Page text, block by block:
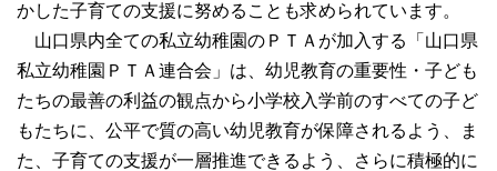
かした子育ての支援に努めることも求められています。
山口県内全ての私立幼稚園のＰＴＡが加入する「山口県
私立幼稚園ＰＴＡ連合会」は、幼児教育の重要性・子ども
たちの最善の利益の観点から小学校入学前のすべての子ど
もたちに、公平で質の高い幼児教育が保障されるよう、ま
た、子育ての支援が一層推進できるよう、さらに積極的に